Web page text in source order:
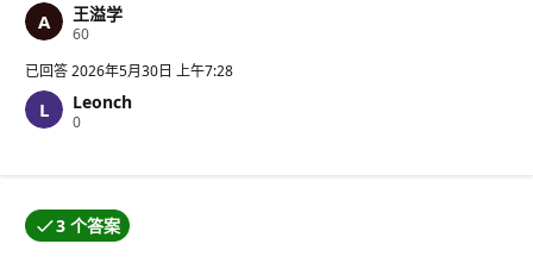
王溢学
60信
分
已回答2026年5月30日 上午7:28
Leonch
0信
3 个答案
提问者接受了其中一个答案。